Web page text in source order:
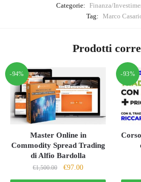
Categorie: Finanza/
Tag: Marco
Prodotti
-94%
Master Online in
Commodity Spread Trading
di Alfio Bardolla
€1,500.00
Il
prezzo
€97.00Il
prezzo
-93%